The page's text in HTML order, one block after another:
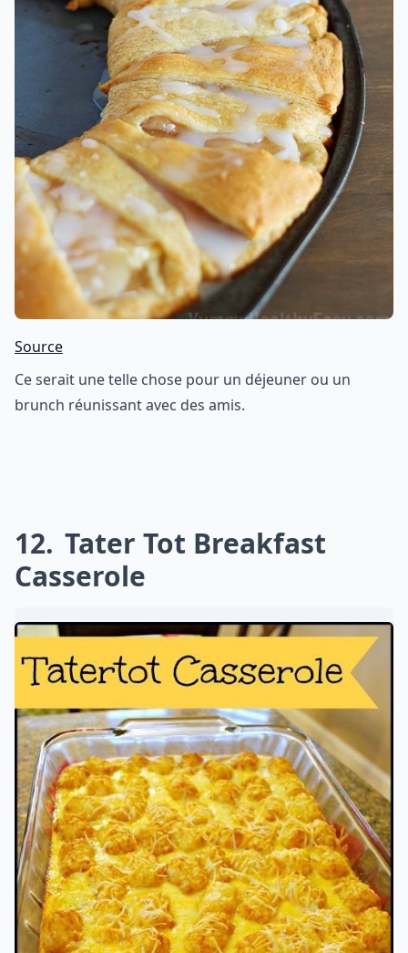
Source
Ce serait une telle chose pour un déjeuner ou un
brunch réunissant avec des amis.
12 Tater Tot Breakfast
Casserole